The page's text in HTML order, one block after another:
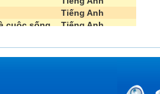
Tiếng Anh
cuộc sống
Tiếng Anh
Tiếng Pháp